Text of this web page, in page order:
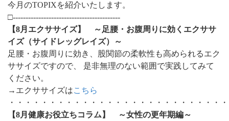
今月のTOPIXを紹介いたします。
□------------------------------------------
【8月エクササイズ】 ～足腰・お腹周りに効くエクササ
イズ（サイドレッグレイズ）～
足腰・お腹周りに効き、股関節の柔軟性も高められるエク
ササイズですので、 是非無理のない範囲で実践してみて
ください。
→エクササイズはこちら
・・・・・・・・・・・・・・・・・・・・・・・・・・
【8月健康お役立ちコラム】 ～女性の更年期編～